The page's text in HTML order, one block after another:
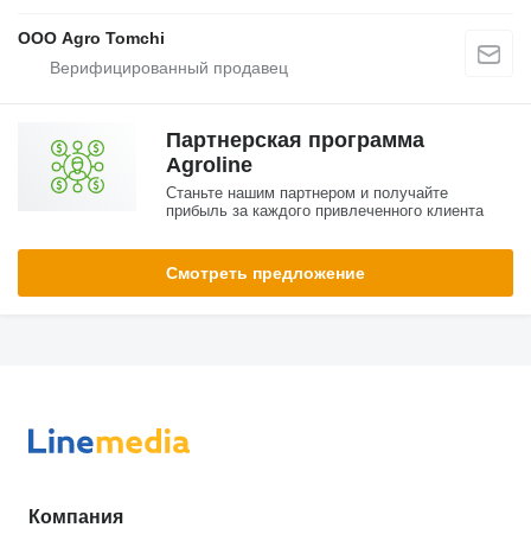
ООО Agro Tomchi
Партнерская программа
Agroline
Станьте нашим партнером и получайте
прибыль за каждого привлеченного клиента
Смотреть предложение
Компания